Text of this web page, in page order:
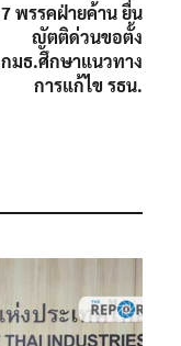
7 พรรคฝ่ายค้าน ยื่น
ญัตติด่วนขอตั้ง
กมธ.ศึกษาแนวทาง
การแก้ไข รธน.